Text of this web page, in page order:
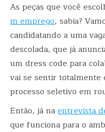
As peças que você
m emprego, sabia?
candidatando a uma
descolada, que já
um dress code para
vai se sentir totalmente
processo seletivo em
Então, já naentrevista
que funciona para o